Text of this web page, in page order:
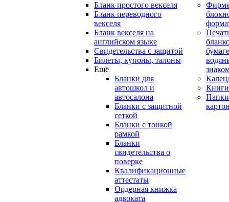
Бланк простого векселя
Бланк переводного
векселя
Бланк векселя на
английском языке
Свидетельства с защитой
Билеты, купоны, талоны
Ещё
Бланки для
автошкол и
автосалона
Бланки с защитной
сеткой
Бланки с тонкой
рамкой
Бланки
свидетельства о
поверке
Квалификационные
аттестаты
Ордерная книжка
адвоката
Книги
Папки